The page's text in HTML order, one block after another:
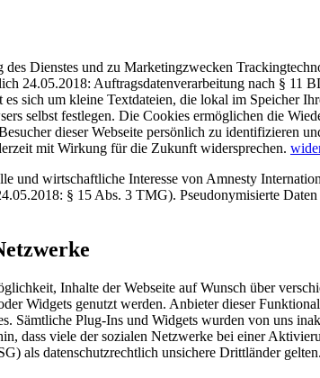
Dienstes und zu Marketingzwecken
24.05.2018: Auftragsdatenverarbeitung nach § 11
sich um kleine Textdateien, die lokal im Speicher
selbst festlegen. Die Cookies ermöglichen die
dieser Webseite persönlich zu identifizieren
mit Wirkung für die Zukunft widersprechen.
und wirtschaftliche Interesse von Amnesty
§ 15 Abs. 3 TMG). Pseudonymisierte
Inhalte der Webseite auf Wunsch über
Widgets genutzt werden. Anbieter dieser
Sämtliche Plug-Ins und Widgets wurden von uns
dass viele der sozialen Netzwerke bei einer
als datenschutzrechtlich unsichere Drittländer